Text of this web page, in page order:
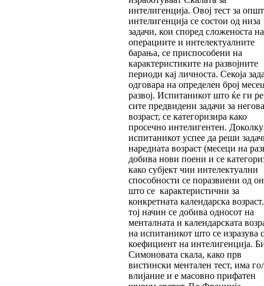
интелигенција. Овој тест за
интелигенција се состои од низа
задачи, кои според сложеноста на
операциите и интелектуалните
барања, се приспособени на
карактеристиките на развојните
периоди кај личноста. Секоја
одговара на определен број
развој. Испитаникот што ќе ги
сите предвидени задачи за
возраст, се категоризира како
просечно интелигентен. Доколку
испитаникот успее да реши
наредната возраст (месеци на
добива нови поени и се
како субјект чии интелектуални
способности се поразвиени од
што се карактеристични за
конкретната календарска
тој начин се добива односот на
менталната и календарската
на испитаникот што се изразува
коефициент на интелигенција.
Симоновата скала, како прв
вистински ментален тест, има
влијание и е масовно прифатен